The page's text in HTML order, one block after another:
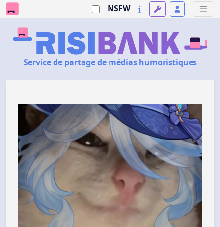
NSFW
Service de partage de médias humoristiques